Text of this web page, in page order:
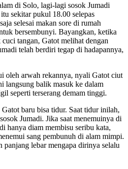
di Solo, lagi-lagi sosok Jumadi
sekitar pukul 18.00 selepas
selesai makan sore di rumah
bersembunyi. Bayangkan, ketika
tangan, Gatot melihat dengan
telah berdiri tegap di hadapannya,
oleh arwah rekannya, nyali Gatot ciut
langsung balik masuk ke dalam
seperti terserang demam tinggi.
baru bisa tidur. Saat tidur inilah,
Jumadi. Jika saat menemuinya di
hanya diam membisu seribu kata,
sang pembunuh di alam mimpi.
panjang lebar mengapa dirinya selalu